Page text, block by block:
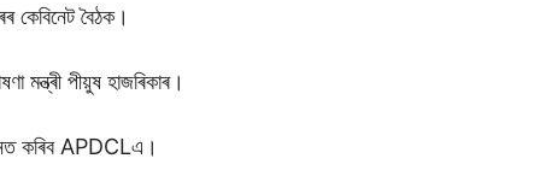
কেবিনেট বৈঠক।
মন্ত্ৰী পীয়ুষ হাজৰিকাৰ।
কৰিব APDCLএ।